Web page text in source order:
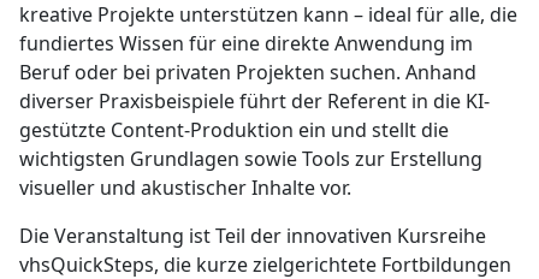
kreative Projekte unterstützen kann – ideal für alle, die
fundiertes Wissen für eine direkte Anwendung im
Beruf oder bei privaten Projekten suchen. Anhand
diverser Praxisbeispiele führt der Referent in die KI-
gestützte Content-Produktion ein und stellt die
wichtigsten Grundlagen sowie Tools zur Erstellung
visueller und akustischer Inhalte vor.
Die Veranstaltung ist Teil der innovativen Kursreihe
vhsQuickSteps, die kurze zielgerichtete Fortbildungen